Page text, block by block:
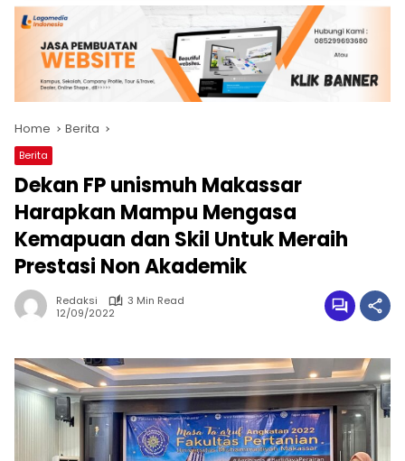
Home Berita
Berita
Dekan FP unismuh Makassar
Harapkan Mampu Mengasa
Kemapuan dan Skil Untuk Meraih
Prestasi Non Akademik
Redaksi
3 Min Read
12/09/2022